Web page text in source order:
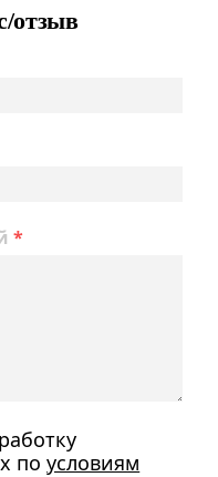
отзыв
*
поусловиям